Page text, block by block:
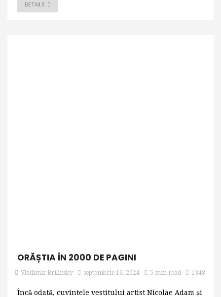
DETAILS
ORĂȘTIA ÎN 2000 DE PAGINI
Vladimir Brilinsky septembrie 16, 2024 5 min read 1348
Încă odată, cuvintele vestitului artist Nicolae Adam și